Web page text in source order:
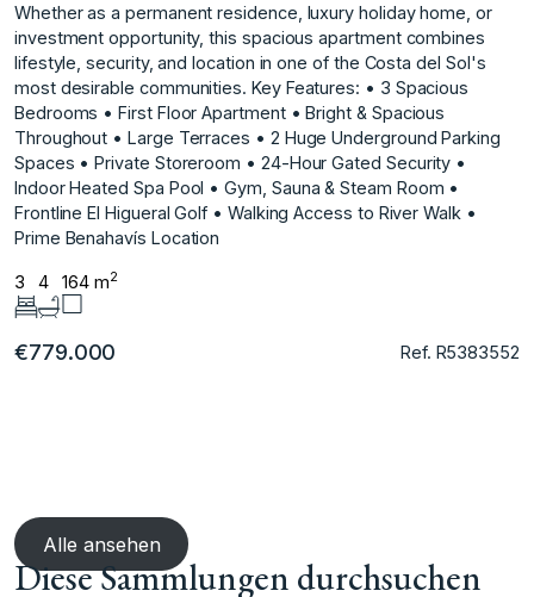
Whether as a permanent residence, luxury holiday home, or
investment opportunity, this spacious apartment combines
lifestyle, security, and location in one of the Costa del Sol's
most desirable communities. Key Features: • 3 Spacious
Bedrooms • First Floor Apartment • Bright & Spacious
Throughout • Large Terraces • 2 Huge ‌Underground ‌Parking
‌Spaces • ‌Private ‌Storeroom • 24-Hour Gated ‌Security •
‌Indoor Heated Spa ‌Pool • ‌Gym, ‌Sauna ‌& ‌Steam ‌Room •
Frontline ‌El Higueral ‌Golf • Walking Access ‌to ‌River ‌Walk •
‌Prime ‌Benahavís ‌Location
3 4 164 m2
€779.000 Ref. R5383552
Alle ansehen
Diese Sammlungen durchsuchen